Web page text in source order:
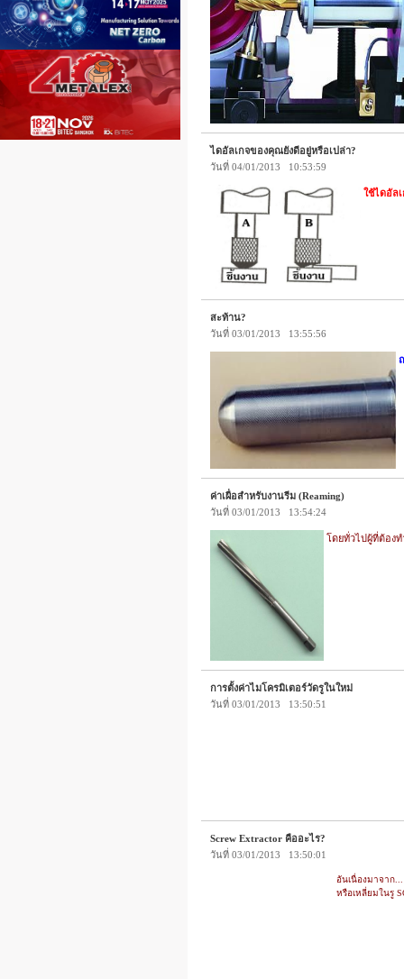
ไดอัลเกจของคุณยังดีอยู่หรือเปล่า?
วันที่ 04/01/2013 10:53:59
ใช้ไดอัล
สะท้าน?
วันที่ 03/01/2013 13:55:56
ค่าเผื่อสำหรับงานรีม (Reaming)
วันที่ 03/01/2013 13:54:24
โดยทั่วไปผู้ที่ต้องท
การตั้งค่าไมโครมิเตอร์วัดรูในใหม่
วันที่ 03/01/2013 13:50:51
Screw Extractor คืออะไร?
วันที่ 03/01/2013 13:50:01
อันเนื่องมาจาก
หรือเหลี่ยมในรู